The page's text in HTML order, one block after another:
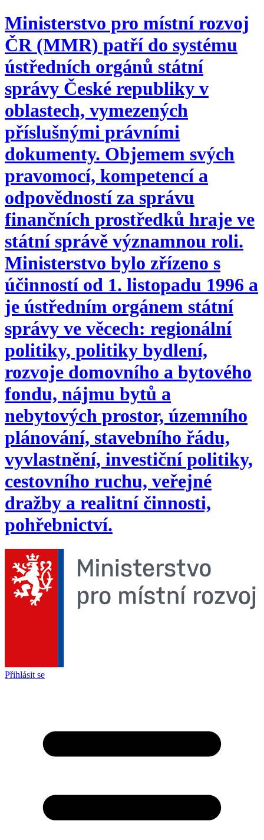
Ministerstvo pro místní rozvoj
ČR (MMR) patří do systému
ústředních orgánů státní
správy České republiky v
oblastech, vymezených
příslušnými právními
dokumenty. Objemem svých
pravomocí, kompetencí a
odpovědností za správu
finančních prostředků hraje ve
státní správě významnou roli.
Ministerstvo bylo zřízeno s
účinností od 1. listopadu 1996 a
je ústředním orgánem státní
správy ve věcech: regionální
politiky, politiky bydlení,
rozvoje domovního a bytového
fondu, nájmu bytů a
nebytových prostor, územního
plánování, stavebního řádu,
vyvlastnění, investiční politiky,
cestovního ruchu, veřejné
dražby a realitní činnosti,
pohřebnictví.
Přihlásit se